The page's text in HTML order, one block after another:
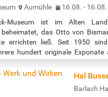
Aumühle
16.08. -
Museum ist im Alten
beheimatet, das Otto von
errichten ließ. Seit 1950
hundert originale Exponate
„Die Proklamierung des
der öffentlichen
Hal
Barlach